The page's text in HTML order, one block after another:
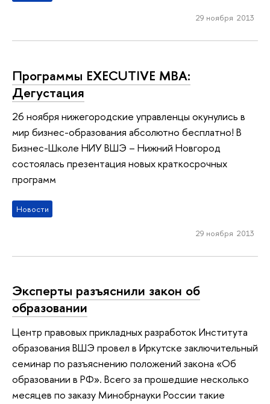
29 ноября 2013
Программы EXECUTIVE MBA:
Дегустация
26 ноября нижегородские управленцы окунулись в
мир бизнес-образования абсолютно бесплатно! В
Бизнес-Школе НИУ ВШЭ – Нижний Новгород
состоялась презентация новых краткосрочных
программ
Новости
29 ноября 2013
Эксперты разъяснили закон об
образовании
Центр правовых прикладных разработок Института
образования ВШЭ провел в Иркутске заключительный
семинар по разъяснению положений закона «Об
образовании в РФ». Всего за прошедшие несколько
месяцев по заказу Минобрнауки России такие